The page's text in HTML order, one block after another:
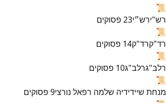
📜
רש"ירש״י23 פסוקים
📜
רד"קרד"ק14 פסוקים
📜
רלב"גרלב"ג10 פסוקים
📜
מנחת שיידידיה שלמה רפאל נורצי9 פסוקים